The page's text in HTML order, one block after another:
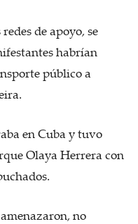
de apoyo, se
habrían
público a
en Cuba y tuvo
Olaya Herrera con
no